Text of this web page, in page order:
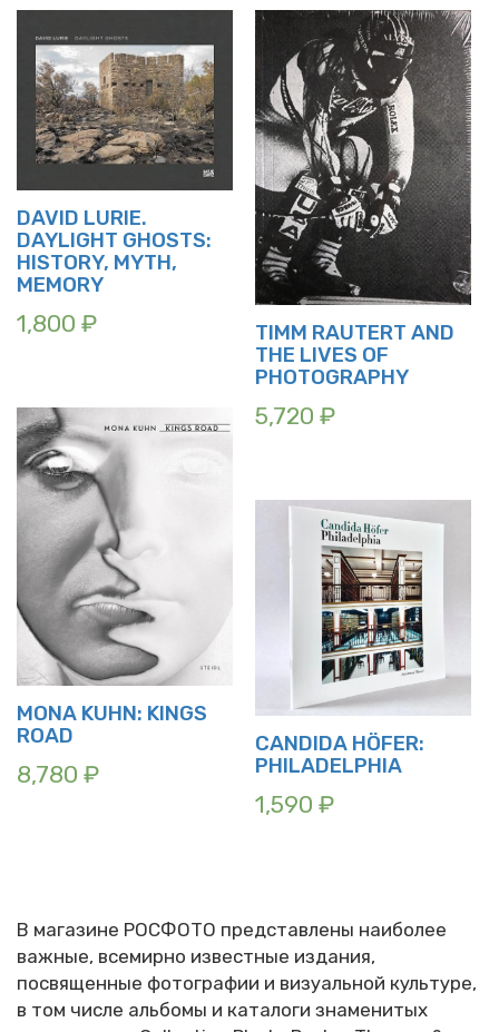
DAVID LURIE.
DAYLIGHT GHOSTS:
HISTORY, MYTH,
MEMORY
1,800 ₽
TIMM RAUTERT AND
THE LIVES OF
PHOTOGRAPHY
5,720 ₽
MONA KUHN: KINGS
ROAD
8,780 ₽
CANDIDA HÖFER:
PHILADELPHIA
1,590 ₽
В магазине РОСФОТО представлены наиболее
важные, всемирно известные издания,
посвященные фотографии и визуальной культуре,
в том числе альбомы и каталоги знаменитых